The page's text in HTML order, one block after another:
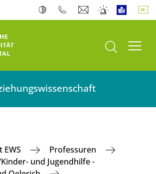
Suche öffnen
Professuren
und Jugendhilfe -